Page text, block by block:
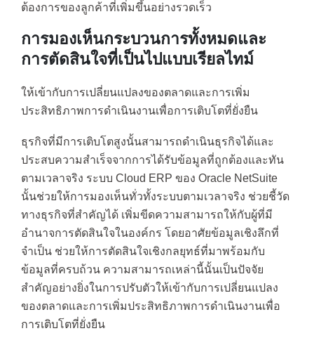
ต้องการของลูกค้าที่เพิ่มขึ้นอย่างรวดเร็ว
การมองเห็นกระบวนการทั้งหมดและ
การตัดสินใจที่เป็นไปแบบเรียลไทม์
ให้เข้ากับการเปลี่ยนแปลงของตลาดและการเพิ่ม
ประสิทธิภาพการดำเนินงานเพื่อการเติบโตที่ยั่งยืน
ธุรกิจที่มีการเติบโตสูงนั้นสามารถดำเนินธุรกิจได้และ
ประสบความสำเร็จจากการได้รับข้อมูลที่ถูกต้องและทัน
ตามเวลาจริง ระบบ Cloud ERP ของ Oracle NetSuite
นั้นช่วยให้การมองเห็นทั่วทั้งระบบตามเวลาจริง ช่วยชี้วัด
ทางธุรกิจที่สำคัญได้ เพิ่มขีดความสามารถให้กับผู้ที่มี
อำนาจการตัดสินใจในองค์กร โดยอาศัยข้อมูลเชิงลึกที่
จำเป็น ช่วยให้การตัดสินใจเชิงกลยุทธ์ที่มาพร้อมกับ
ข้อมูลที่ครบถ้วน ความสามารถเหล่านี้นั้นเป็นปัจจัย
สำคัญอย่างยิ่งในการปรับตัวให้เข้ากับการเปลี่ยนแปลง
ของตลาดและการเพิ่มประสิทธิภาพการดำเนินงานเพื่อ
การเติบโตที่ยั่งยืน